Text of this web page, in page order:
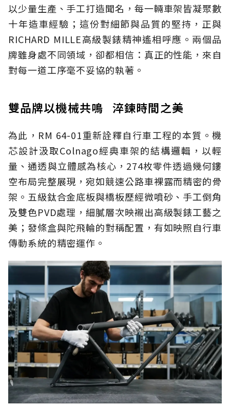
以少量生產、手工打造聞名，每一輛車架皆凝聚數
十年造車經驗；這份對細節與品質的堅持，正與
RICHARD MILLE高級製錶精神遙相呼應。兩個品
牌雖身處不同領域，卻都相信：真正的性能，來自
對每一道工序毫不妥協的執著。
雙品牌以機械共鳴 淬鍊時間之美
為此，RM 64-01重新詮釋自行車工程的本質。機
芯設計汲取Colnago經典車架的結構邏輯，以輕
量、通透與立體感為核心，274枚零件透過幾何鏤
空布局完整展現，宛如競速公路車裸露而精密的骨
架。五級鈦合金底板與橋板歷經微噴砂、手工倒角
及雙色PVD處理，細膩層次映襯出高級製錶工藝之
美；發條盒與陀飛輪的對稱配置，有如映照自行車
傳動系統的精密運作。